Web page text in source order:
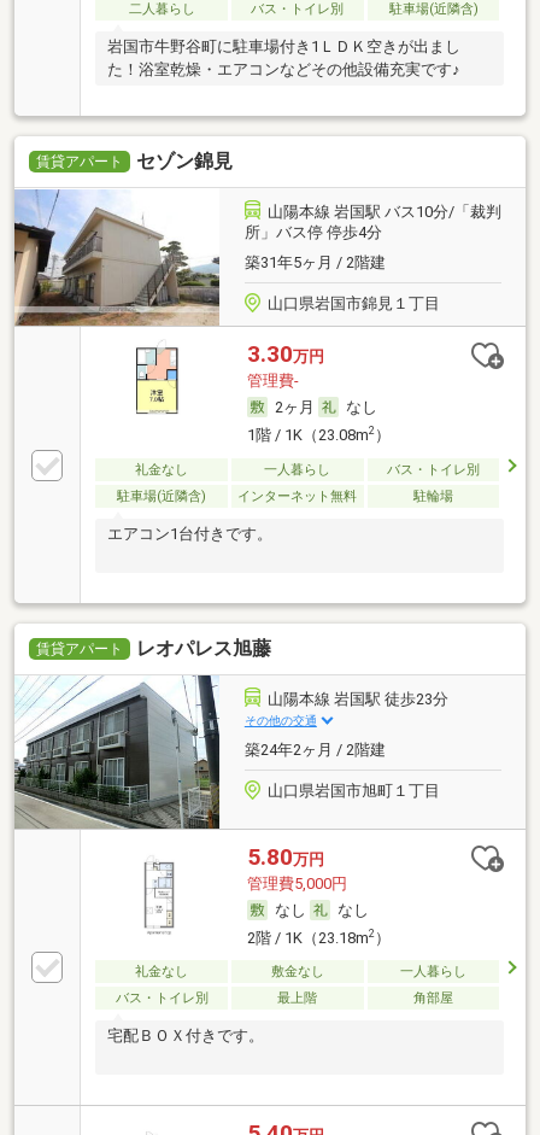
二人暮らし
バス・トイレ別 駐車場(近隣含)
岩国市牛野谷町に駐車場付き1ＬＤＫ空きが出まし
た！浴室乾燥・エアコンなどその他設備充実です♪
賃貸アパート セゾン錦見
山陽本線 岩国駅 バス10分/「裁判
所」バス停 停歩4分
築31年5ヶ月 / 2階建
山口県岩国市錦見１丁目
3.30万円
管理費-
2ヶ月
なし
1階 / 1K（23.08m2）
礼金なし 一人暮らし
バス・トイレ別
駐車場(近隣含)
インターネット無料 駐輪場
エアコン1台付きです。
賃貸アパート レオパレス旭藤
山陽本線 岩国駅 徒歩23分
その他の交通
築24年2ヶ月 / 2階建
山口県岩国市旭町１丁目
5.80万円
管理費5,000円
なし
なし
2階 / 1K（23.18m2）
礼金なし 敷金なし
一人暮らし
バス・トイレ別
最上階 角部屋
宅配ＢＯＸ付きです。